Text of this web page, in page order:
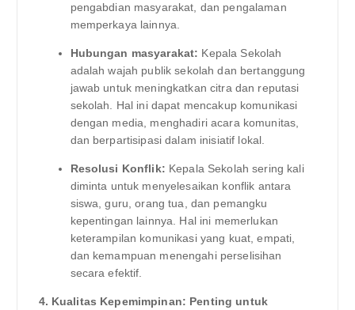
pengabdian masyarakat, dan pengalaman
memperkaya lainnya.
Hubungan masyarakat: Kepala Sekolah
adalah wajah publik sekolah dan bertanggung
jawab untuk meningkatkan citra dan reputasi
sekolah. Hal ini dapat mencakup komunikasi
dengan media, menghadiri acara komunitas,
dan berpartisipasi dalam inisiatif lokal.
Resolusi Konflik: Kepala Sekolah sering kali
diminta untuk menyelesaikan konflik antara
siswa, guru, orang tua, dan pemangku
kepentingan lainnya. Hal ini memerlukan
keterampilan komunikasi yang kuat, empati,
dan kemampuan menengahi perselisihan
secara efektif.
4. Kualitas Kepemimpinan: Penting untuk